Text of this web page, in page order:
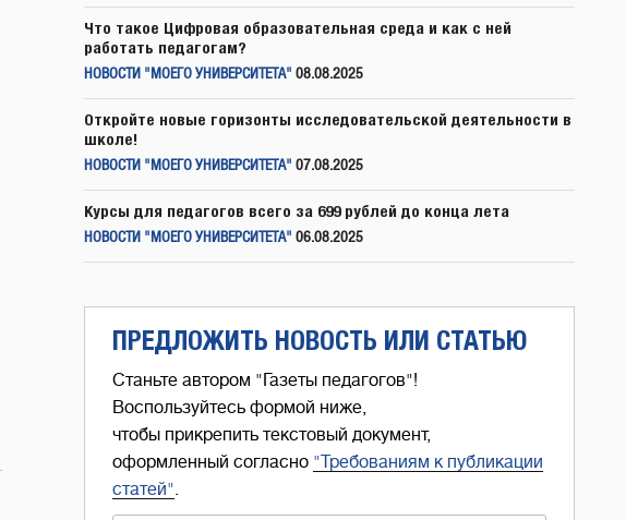
Что такое Цифровая образовательная среда и как с ней
работать педагогам?
НОВОСТИ "МОЕГО УНИВЕРСИТЕТА" 08.08.2025
Откройте новые горизонты исследовательской деятельности в
школе!
НОВОСТИ "МОЕГО УНИВЕРСИТЕТА" 07.08.2025
Курсы для педагогов всего за 699 рублей до конца лета
НОВОСТИ "МОЕГО УНИВЕРСИТЕТА" 06.08.2025
ПРЕДЛОЖИТЬ НОВОСТЬ ИЛИ СТАТЬЮ
Станьте автором "Газеты педагогов"!
Воспользуйтесь формой ниже,
чтобы прикрепить текстовый документ,
оформленный согласно "Требованиям к публикации
статей".